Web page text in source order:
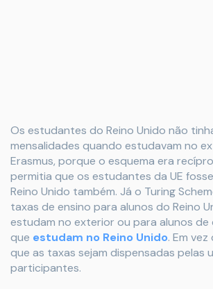
Os estudantes do Reino Unido não
mensalidades quando estudavam no
Erasmus, porque o esquema era
permitia que os estudantes da UE
Reino Unido também. Já o Turing
taxas de ensino para alunos do Reino
estudam no exterior ou para alunos de
que estudam no Reino Unido. Em
que as taxas sejam dispensadas pelas
participantes.